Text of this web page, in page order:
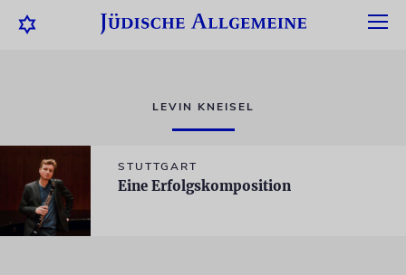
LEVIN KNEISEL
STUTTGART
Eine Erfolgskomposition